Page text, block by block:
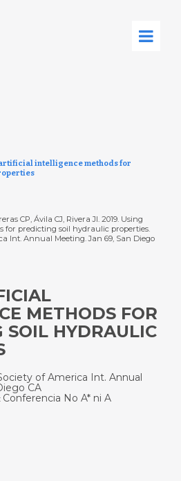
intelligence methods for
CP, Ávila CJ, Rivera JI. 2019. Using
for predicting soil hydraulic properties.
Int. Annual Meeting. Jan 69, San Diego
METHODS FOR
SOIL HYDRAULIC
of America Int. Annual
CA
: Conferencia No A* ni A